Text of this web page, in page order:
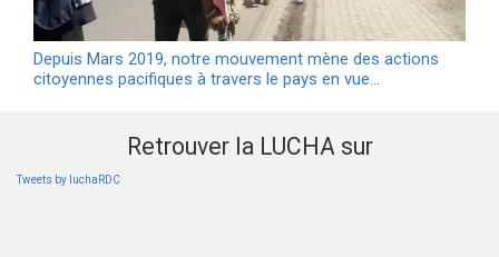
Depuis Mars 2019, notre mouvement mène des actions
citoyennes pacifiques à travers le pays en vue…
Retrouver la LUCHA sur
Tweets by luchaRDC